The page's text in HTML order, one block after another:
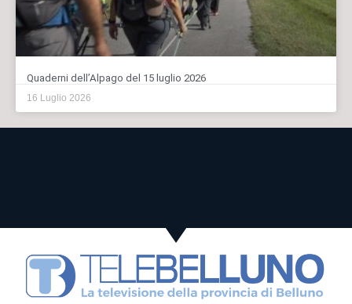
Quaderni dell’Alpago del 15 luglio 2026
16 Luglio 2026